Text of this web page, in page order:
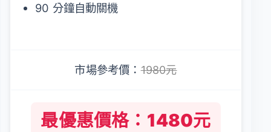
90 分鐘自動關機
市場參考價：1980元
最優惠價格：1480元